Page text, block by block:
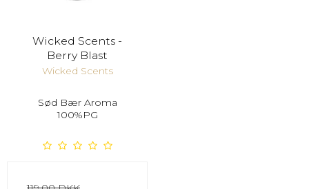
Wicked Scents -
Berry Blast
Wicked Scents
Sød Bær Aroma
100%PG